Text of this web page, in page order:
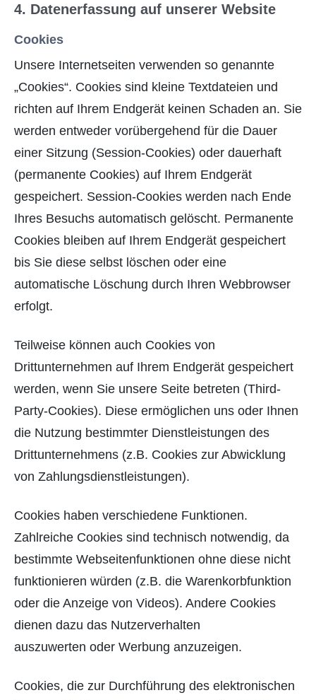
4. Datenerfassung auf unserer Website
Cookies
Unsere Internetseiten verwenden so genannte
„Cookies“. Cookies sind kleine Textdateien und
richten auf Ihrem Endgerät keinen Schaden an. Sie
werden entweder vorübergehend für die Dauer
einer Sitzung (Session-Cookies) oder dauerhaft
(permanente Cookies) auf Ihrem Endgerät
gespeichert. Session-Cookies werden nach Ende
Ihres Besuchs automatisch gelöscht. Permanente
Cookies bleiben auf Ihrem Endgerät gespeichert
bis Sie diese selbst löschen oder eine
automatische Löschung durch Ihren Webbrowser
erfolgt.
Teilweise können auch Cookies von
Drittunternehmen auf Ihrem Endgerät gespeichert
werden, wenn Sie unsere Seite betreten (Third-
Party-Cookies). Diese ermöglichen uns oder Ihnen
die Nutzung bestimmter Dienstleistungen des
Drittunternehmens (z.B. Cookies zur Abwicklung
von Zahlungsdienstleistungen).
Cookies haben verschiedene Funktionen.
Zahlreiche Cookies sind technisch notwendig, da
bestimmte Webseitenfunktionen ohne diese nicht
funktionieren würden (z.B. die Warenkorbfunktion
oder die Anzeige von Videos). Andere Cookies
dienen dazu das Nutzerverhalten
auszuwerten oder Werbung anzuzeigen.
Cookies, die zur Durchführung des elektronischen